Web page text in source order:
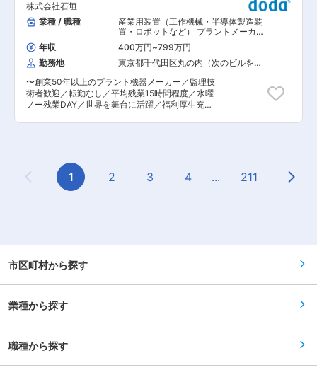
成・販売を手がけています。 ■当社へ入社するメ
リット： 金融業界の知識が付くだけでなく、営業
職として高いスキルが身につきます。また、国と
して新NISAなどの制度が始まったことにより、誰
もが資産運用する時代に。社会からのニーズも高
まり続けるだけでなく、金融知識を身に着けるこ
とで、自分自身の人生の充実にもつながります。
月間目標は個人ではなく部店へ割当し、チームで
の目標達成を重視する社風/評価制度のため社員間
に追われることがありません。また、ナレッジシ
を据えて長く働いています。社員の頑張りを評価
し、賞与等で反映しています。 変更の範囲：会社
の定める業務
い風」は今後も続く想定です。 ■「バイセル」で
働くメリット ★出張買取は利用者ニーズが拡大
★ 高齢化や断捨離・生前整理ニーズの高まり、大
型品の運搬負担から、「自宅で完結する」出張買
取の需要が急成長しています。その出張買取領域
でトップの実績を誇り、東証グロースに上場して
いる当社。「経営の安定基盤」と「多くの成長機
会」を両立できるのが大きな魅力です。 ★効率的
な営業活動が叶う★ テクノロジーの活用を推進し
ており、「営業活動に専念できる環境」をバック
アップしてくれる体制が整っております。（例：
ーなどの出張買取⇒金額合意で契約 ◆査定：専用
システムがあり、査定専門チームにからのサポー
トでお客様との対話に集中できる ◆フィードバッ
2つの報酬制度で頑張りを正当に評価！ ⇒平均月
ス 一般 ⇒リーダー（2〜5名程度マネジメント）
／年収例560万円 ⇒SV（5名程度のマネジメン
ト）／年収例680万円 ⇒最短3〜4年でセンター
日祝休） ※現場を極め、インセンティブで給与を
株式会社石垣
業種 / 職種
産業用装置（工作機械・半導体製造装
置・ロボットなど） プラントメーカ
ー・プラントエンジニアリング
理（建築・土木） 施工管理（機械）
年収 400万円~799万円
勤務地
東京都千代田区丸の内（次のビルを除
〜創業50年以上のプラント機器メーカー／監理技
術者歓迎／転勤なし／平均残業15時間程度／水曜
ノー残業DAY／世界を舞台に活躍／福利厚生充実
して施工が完了するまでを担って頂きます。工事
が無いときは自宅待機となり、自由に働ける環境
です。 ■当社の特徴： 当社は高い定着率を誇っ
アジアやアフリカ、中東等にも進出をしており、
世界の水環境の改善にも多いに貢献している会社
です。 変更の範囲：無
Previous Page
1 2 3 4 ... 211
市区町村から探す
業種から探す
職種から探す